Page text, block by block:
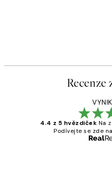
Recenze
4.4 z 5 hvězdiček Na
Podívejte se zde